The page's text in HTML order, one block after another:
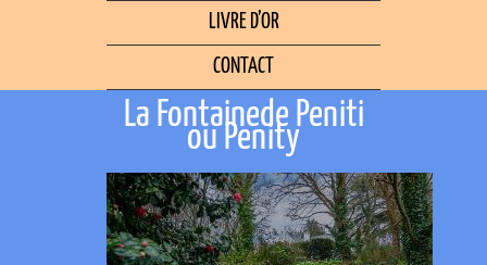
LIVRE D’OR
CONTACT
La Fontainede Peniti
ou Penity